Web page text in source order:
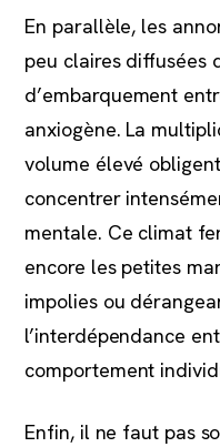
En parallèle, les
peu claires diffusées
d’embarquement
anxiogène. La
volume élevé
concentrer
mentale. Ce climat
encore les petites
impolies ou
l’interdépendance
comportement
Enfin, il ne faut pas